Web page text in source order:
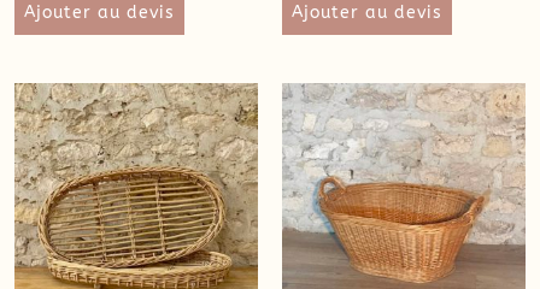
Ajouter au devis Ajouter au devis